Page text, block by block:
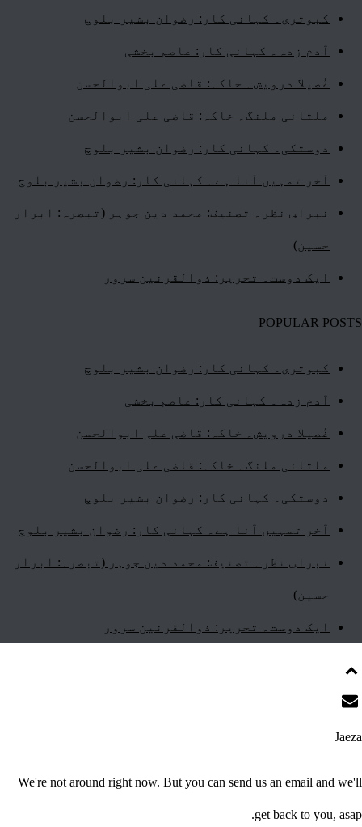
کبوتری۔ کہانی کار: رضوان بشیر بلوچ
آدم زدہ۔ کہانی کار: عاصم بخشی
غُصیلا درویش۔ خاکہ: قاضی علی ابوالحسن
ملتانی ملنگ۔ خاکہ: قاضی علی ابوالحسن
دوستکی۔ کہانی کار: رضوان بشیر بلوچ
آخر تمہیں آنا ہے۔ کہانی کار: رضوان بشیر بلوچ
نبراسِ نظر۔ تصنیف: محمد دین جوہر (تبصرہ: ابرار
حسین)
ایک دوست۔ تحریر: ذوالقرنین سرور
POPULAR POSTS
کبوتری۔ کہانی کار: رضوان بشیر بلوچ
آدم زدہ۔ کہانی کار: عاصم بخشی
غُصیلا درویش۔ خاکہ: قاضی علی ابوالحسن
ملتانی ملنگ۔ خاکہ: قاضی علی ابوالحسن
دوستکی۔ کہانی کار: رضوان بشیر بلوچ
آخر تمہیں آنا ہے۔ کہانی کار: رضوان بشیر بلوچ
نبراسِ نظر۔ تصنیف: محمد دین جوہر (تبصرہ: ابرار
حسین)
ایک دوست۔ تحریر: ذوالقرنین سرور
Jaeza
We're not around right now. But you can send us an email and we'll
get back to you, asap.